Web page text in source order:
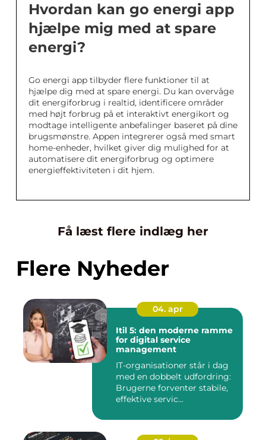
Hvordan kan go energi app
hjælpe mig med at spare
energi?
Go energi app tilbyder flere funktioner til at
hjælpe dig med at spare energi. Du kan overvåge
dit energiforbrug i realtid, identificere områder
med højt forbrug på et interaktivt energikort og
modtage intelligente anbefalinger baseret på dine
brugsmønstre. Appen integrerer også med smart
home-enheder, hvilket giver dig mulighed for at
automatisere dit energiforbrug og optimere
energieffektiviteten i dit hjem.
Få læst flere indlæg her
Flere Nyheder
04. apr
Itil 5: den moderne ramme
for digital service
management
IT-organisationer står i dag
med en dobbelt udfordring:
Brugerne forventer stabile,
effektive servic...